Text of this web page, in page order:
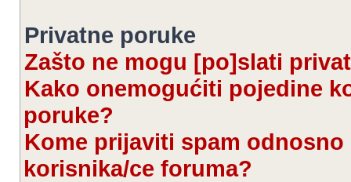
Privatne poruke
Zašto ne mogu [po]slati
Kako onemogućiti pojedine
poruke?
Kome prijaviti spam
korisnika/ce foruma?